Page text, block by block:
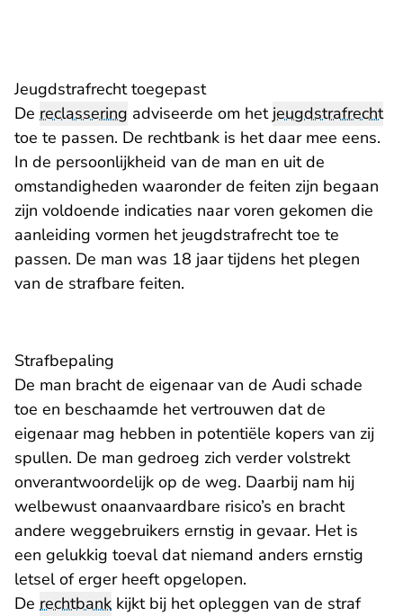
Jeugdstrafrecht toegepast
De reclassering adviseerde om het jeugdstrafrecht
toe te passen. De rechtbank is het daar mee eens.
In de persoonlijkheid van de man en uit de
omstandigheden waaronder de feiten zijn begaan
zijn voldoende indicaties naar voren gekomen die
aanleiding vormen het jeugdstrafrecht toe te
passen. De man was 18 jaar tijdens het plegen
van de strafbare feiten.
Strafbepaling
De man bracht de eigenaar van de Audi schade
toe en beschaamde het vertrouwen dat de
eigenaar mag hebben in potentiële kopers van zij
spullen. De man gedroeg zich verder volstrekt
onverantwoordelijk op de weg. Daarbij nam hij
welbewust onaanvaardbare risico’s en bracht
andere weggebruikers ernstig in gevaar. Het is
een gelukkig toeval dat niemand anders ernstig
letsel of erger heeft opgelopen.
De rechtbank kijkt bij het opleggen van de straf